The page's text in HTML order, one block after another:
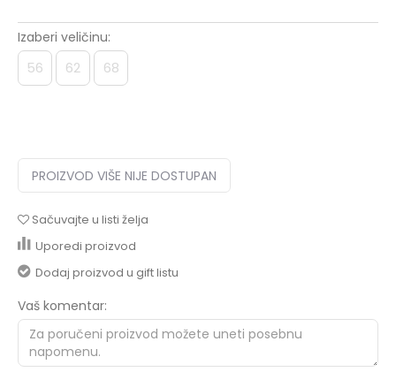
Izaberi veličinu:
56 62 68
PROIZVOD VIŠE NIJE DOSTUPAN
Sačuvajte u listi želja
Uporedi proizvod
Dodaj proizvod u gift listu
Vaš komentar: